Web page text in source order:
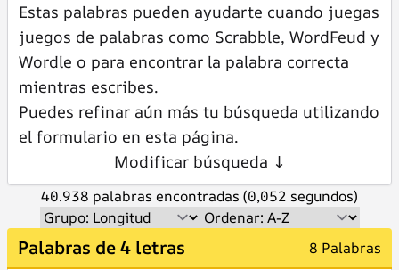
Estas palabras pueden ayudarte cuando juegas
juegos de palabras como Scrabble, WordFeud y
Wordle o para encontrar la palabra correcta
mientras escribes.
Puedes refinar aún más tu búsqueda utilizando
el formulario en esta página.
Modificar búsqueda ↓
40.938 palabras encontradas (0,052 segundos)
Palabras de 4 letras 8 Palabras